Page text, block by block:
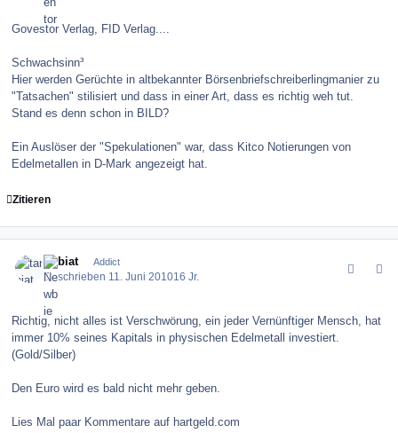
Govestor Verlag, FID Verlag....
Schwachsinn³
Hier werden Gerüchte in altbekannter Börsenbriefschreiberlingmanier zu
"Tatsachen" stilisiert und dass in einer Art, dass es richtig weh tut.
Stand es denn schon in BILD?
Ein Auslöser der "Spekulationen" war, dass Kitco Notierungen von
Edelmetallen in D-Mark angezeigt hat.
Zitieren
tarbiat Addict
Geschrieben 11. Juni 201016 Jr.
Richtig, nicht alles ist Verschwörung, ein jeder Vernünftiger Mensch, hat
immer 10% seines Kapitals in physischen Edelmetall investiert.
(Gold/Silber)
Den Euro wird es bald nicht mehr geben.
Lies Mal paar Kommentare auf hartgeld.com